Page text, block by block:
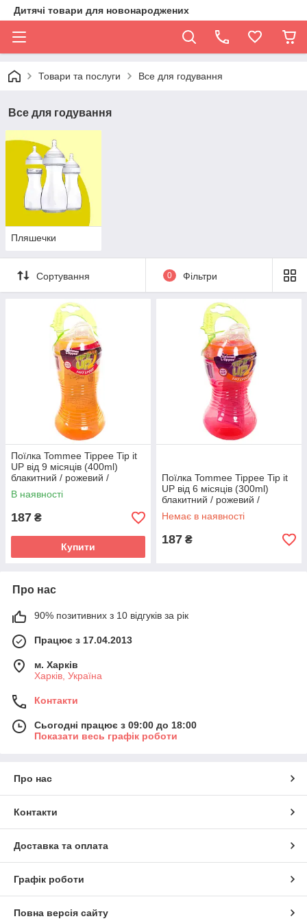
Дитячі товари для новонароджених
Товари та послуги Все для годування
Все для годування
Пляшечки
Сортування 0 Фільтри
Поїлка Tommee Tippee Tip it
UP від 9 місяців (400ml)
блакитний / рожевий /
помаранчевий
В наявності
187 ₴
Купити
Поїлка Tommee Tippee Tip it
UP від 6 місяців (300ml)
блакитний / рожевий /
салатовий
Немає в наявності
187 ₴
Про нас
90% позитивних з 10 відгуків за рік
Працює з 17.04.2013
м. Харків
Харків, Україна
Контакти
Сьогодні працює з 09:00 до 18:00
Показати весь графік роботи
Про нас
Контакти
Доставка та оплата
Графік роботи
Повна версія сайту